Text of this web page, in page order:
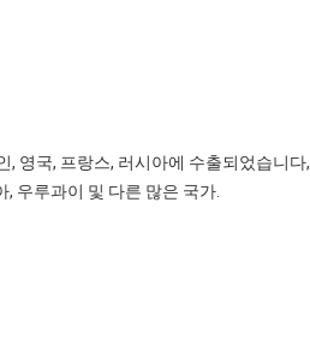
, 영국, 프랑스, 러시아에 수출되었습니다,
우루과이 및 다른 많은 국가.